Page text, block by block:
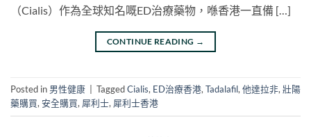
（Cialis）作為全球知名嘅ED治療藥物，喺香港一直備 […]
CONTINUE READING →
Posted in 男性健康 TaggedCialis, ED治療香港, Tadalafil, 他達拉非, 壯陽
藥購買, 安全購買, 犀利士, 犀利士香港